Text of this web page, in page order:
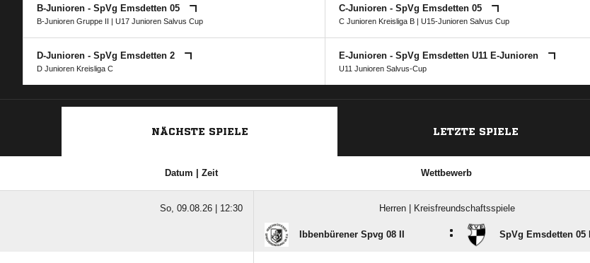
B-Junioren - SpVg Emsdetten 05
B-Junioren Gruppe II | U17 Junioren Salvus Cup
C-Junioren - SpVg Emsdetten 05
C Junioren Kreisliga B| U15-Junioren Salvus Cup
D-Junioren - SpVg Emsdetten 2
D Junioren Kreisliga C
E-Junioren - SpVg Emsdetten U11 E-Junioren
U11 Junioren Salvus-Cup
NÄCHSTE SPIELE LETZTE SPIELE
Datum | Zeit Wettbewerb
So, 09.08.26 | 12:30 Herren | Kreisfreundschaftsspiele
Ibbenbürener Spvg 08 II : SpVg Emsdetten 05 II